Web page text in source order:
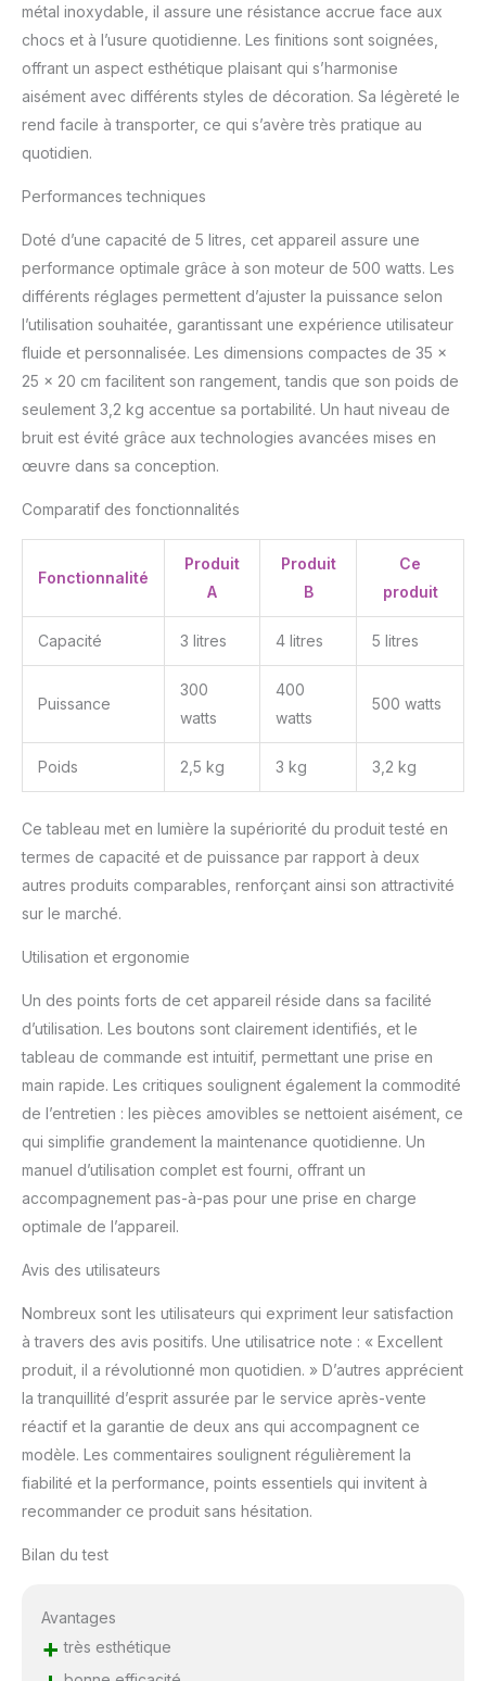
métal inoxydable, il assure une résistance accrue face aux
chocs et à l’usure quotidienne. Les finitions sont soignées,
offrant un aspect esthétique plaisant qui s’harmonise
aisément avec différents styles de décoration. Sa légèreté le
rend facile à transporter, ce qui s’avère très pratique au
quotidien.
Performances techniques
Doté d’une capacité de 5 litres, cet appareil assure une
performance optimale grâce à son moteur de 500 watts. Les
différents réglages permettent d’ajuster la puissance selon
l’utilisation souhaitée, garantissant une expérience utilisateur
fluide et personnalisée. Les dimensions compactes de 35 x
25 x 20 cm facilitent son rangement, tandis que son poids de
seulement 3,2 kg accentue sa portabilité. Un haut niveau de
bruit est évité grâce aux technologies avancées mises en
œuvre dans sa conception.
Comparatif des fonctionnalités
Fonctionnalité
Produit
A
Produit
B
Ce
produit
Capacité 3 litres 4 litres 5 litres
Puissance
300
watts
400
watts
500 watts
Poids 2,5 kg 3 kg 3,2 kg
Ce tableau met en lumière la supériorité du produit testé en
termes de capacité et de puissance par rapport à deux
autres produits comparables, renforçant ainsi son attractivité
sur le marché.
Utilisation et ergonomie
Un des points forts de cet appareil réside dans sa facilité
d’utilisation. Les boutons sont clairement identifiés, et le
tableau de commande est intuitif, permettant une prise en
main rapide. Les critiques soulignent également la commodité
de l’entretien : les pièces amovibles se nettoient aisément, ce
qui simplifie grandement la maintenance quotidienne. Un
manuel d’utilisation complet est fourni, offrant un
accompagnement pas-à-pas pour une prise en charge
optimale de l’appareil.
Avis des utilisateurs
Nombreux sont les utilisateurs qui expriment leur satisfaction
à travers des avis positifs. Une utilisatrice note : « Excellent
produit, il a révolutionné mon quotidien. » D’autres apprécient
la tranquillité d’esprit assurée par le service après-vente
réactif et la garantie de deux ans qui accompagnent ce
modèle. Les commentaires soulignent régulièrement la
fiabilité et la performance, points essentiels qui invitent à
recommander ce produit sans hésitation.
Bilan du test
Avantages
+ très esthétique